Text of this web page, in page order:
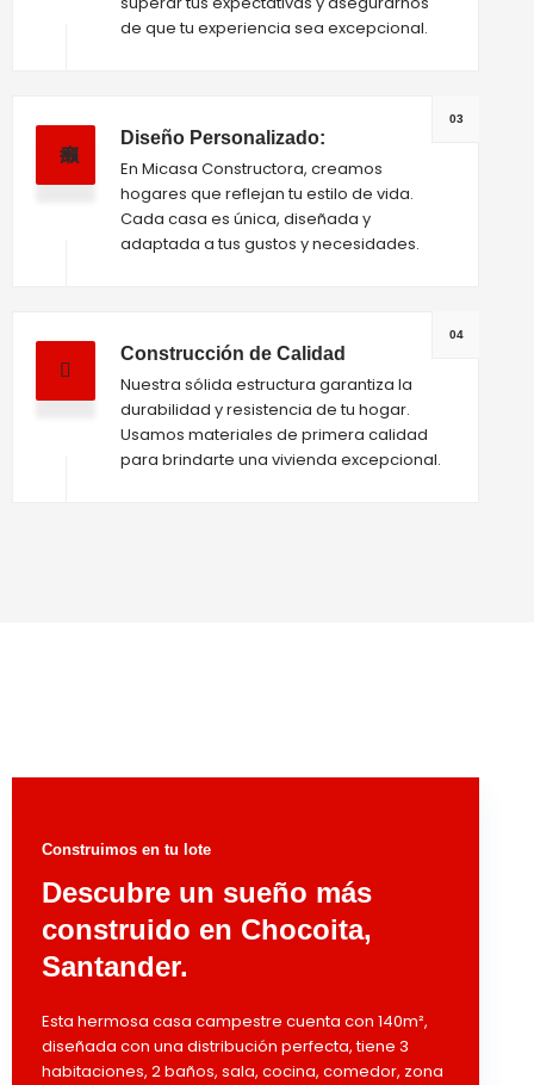
de que tu experiencia sea excepcional.
03
Diseño Personalizado:
En Micasa Constructora, creamos
hogares que reflejan tu estilo de vida.
Cada casa es única, diseñada y
adaptada a tus gustos y necesidades.
04
Construcción de Calidad
Nuestra sólida estructura garantiza la
durabilidad y resistencia de tu hogar.
Usamos materiales de primera calidad
para brindarte una vivienda excepcional.
Construimos en tu lote
Descubre un sueño más
construido en Chocoita,
Santander.
Esta hermosa casa campestre cuenta con 140m²,
diseñada con una distribución perfecta, tiene 3
habitaciones, 2 baños, sala, cocina, comedor, zona